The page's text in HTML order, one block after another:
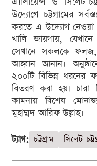
উদ্যোগে চট্টগ্রামের
করতে এ উদ্যোগ নেওয়া
খালি জায়গায়,
সেখানে সকলকে
আহ্বান জানান।
২০০টি বিভিন্ন
বিতরণ করা হয়। চারা
কামনায় বিশেষ
মুহাম্মদ আরিফ উল্লাহ।
ট্যাগ: চট্টগ্রাম সিলেট-